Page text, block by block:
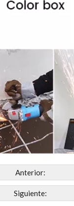
Anterior:
Siguiente: